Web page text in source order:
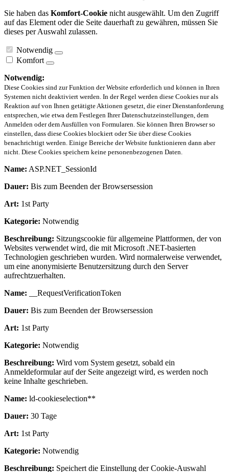
Sie haben das Komfort-Cookie nicht ausgewählt. Um den Zugriff
auf das Element oder die Seite dauerhaft zu gewähren, müssen Sie
dieses per Auswahl zulassen.
Notwendig
Komfort
Notwendig:
Diese Cookies sind zur Funktion der Website erforderlich und können in Ihren
Systemen nicht deaktiviert werden. In der Regel werden diese Cookies nur als
Reaktion auf von Ihnen getätigte Aktionen gesetzt, die einer Dienstanforderung
entsprechen, wie etwa dem Festlegen Ihrer Datenschutzeinstellungen, dem
Anmelden oder dem Ausfüllen von Formularen. Sie können Ihren Browser so
einstellen, dass diese Cookies blockiert oder Sie über diese Cookies
benachrichtigt werden. Einige Bereiche der Website funktionieren dann aber
nicht. Diese Cookies speichern keine personenbezogenen Daten.
Name: ASP.NET_SessionId
Dauer: Bis zum Beenden der Browsersession
Art: 1st Party
Kategorie: Notwendig
Beschreibung: Sitzungscookie für allgemeine Plattformen, der von
Websites verwendet wird, die mit Microsoft .NET-basierten
Technologien geschrieben wurden. Wird normalerweise verwendet,
um eine anonymisierte Benutzersitzung durch den Server
aufrechtzuerhalten.
Name: __RequestVerificationToken
Dauer: Bis zum Beenden der Browsersession
Art: 1st Party
Kategorie: Notwendig
Beschreibung: Wird vom System gesetzt, sobald ein
Anmeldeformular auf der Seite angezeigt wird, es werden noch
keine Inhalte geschrieben.
Name: ld-cookieselection**
Dauer: 30 Tage
Art: 1st Party
Kategorie: Notwendig
Beschreibung: Speichert die Einstellung der Cookie-Auswahl